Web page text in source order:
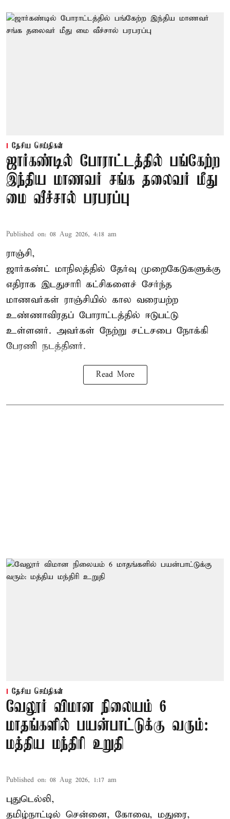
தேசிய செய்திகள்
ஜார்கண்டில் போராட்டத்தில் பங்கேற்ற
இந்திய மாணவர் சங்க தலைவர் மீது
மை வீச்சால் பரபரப்பு
Published on: 08 Aug 2026, 4:18 am
ராஞ்சி,
ஜார்கண்ட் மாநிலத்தில் தேர்வு முறைகேடுகளுக்கு
எதிராக இடதுசாரி கட்சிகளைச் சேர்ந்த
மாணவர்கள் ராஞ்சியில் கால வரையற்ற
உண்ணாவிரதப் போராட்டத்தில் ஈடுபட்டு
உள்ளனர். அவர்கள் நேற்று சட்டசபை நோக்கி
பேரணி நடத்தினர்.
Read More
தேசிய செய்திகள்
வேலூர் விமான நிலையம் 6
மாதங்களில் பயன்பாட்டுக்கு வரும்:
மத்திய மந்திரி உறுதி
Published on: 08 Aug 2026, 1:17 am
புதுடெல்லி,
தமிழ்நாட்டில் சென்னை, கோவை, மதுரை,